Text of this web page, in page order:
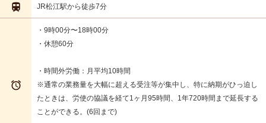
 JR松江駅から徒歩7分

・9時00分〜18時00分
・休憩60分
・時間外労働：月平均10時間
※通常の業務量を大幅に超える受注等が集中し、特に納期がひっ迫し
たときは、労使の協議を経て1ヶ月95時間、1年720時間まで延長する
ことができる。(6回まで)